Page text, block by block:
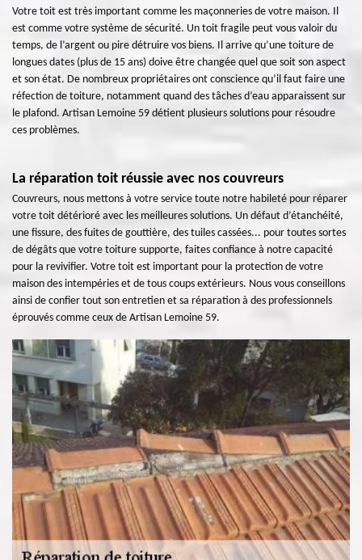
Votre toit est très important comme les maçonneries de votre maison. Il
est comme votre système de sécurité. Un toit fragile peut vous valoir du
temps, de l’argent ou pire détruire vos biens. Il arrive qu’une toiture de
longues dates (plus de 15 ans) doive être changée quel que soit son aspect
et son état. De nombreux propriétaires ont conscience qu’il faut faire une
réfection de toiture, notamment quand des tâches d’eau apparaissent sur
le plafond. Artisan Lemoine 59 détient plusieurs solutions pour résoudre
ces problèmes.
La réparation toit réussie avec nos couvreurs
Couvreurs, nous mettons à votre service toute notre habileté pour réparer
votre toit détérioré avec les meilleures solutions. Un défaut d’étanchéité,
une fissure, des fuites de gouttière, des tuiles cassées... pour toutes sortes
de dégâts que votre toiture supporte, faites confiance à notre capacité
pour la revivifier. Votre toit est important pour la protection de votre
maison des intempéries et de tous coups extérieurs. Nous vous conseillons
ainsi de confier tout son entretien et sa réparation à des professionnels
éprouvés comme ceux de Artisan Lemoine 59.